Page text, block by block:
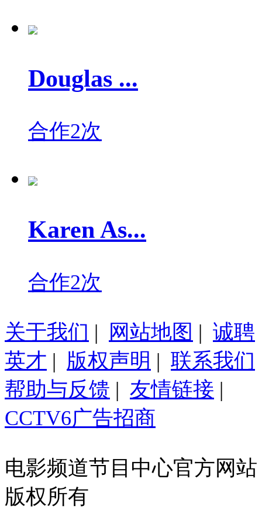
Douglas ...
合作2次
Karen As...
合作2次
关于我们 | 网站地图 | 诚聘
英才 | 版权声明 | 联系我们
帮助与反馈 | 友情链接 |
CCTV6广告招商
电影频道节目中心官方网站
版权所有